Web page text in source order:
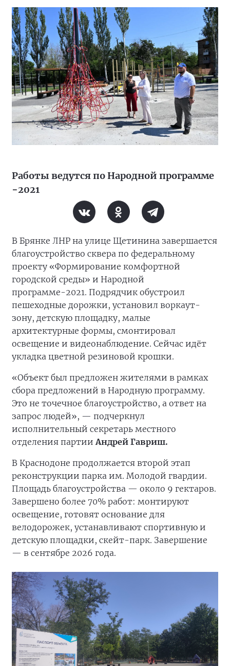
Работы ведутся по Народной программе
−2021
В Брянке ЛНР на улице Щетинина завершается
благоустройство сквера по федеральному
проекту «Формирование комфортной
городской среды» и Народной
программе-2021. Подрядчик обустроил
пешеходные дорожки, установил воркаут-
зону, детскую площадку, малые
архитектурные формы, смонтировал
освещение и видеонаблюдение. Сейчас идёт
укладка цветной резиновой крошки.
«Объект был предложен жителями в рамках
сбора предложений в Народную программу.
Это не точечное благоустройство, а ответ на
запрос людей», — подчеркнул
исполнительный секретарь местного
отделения партии Андрей Гавриш.
В Краснодоне продолжается второй этап
реконструкции парка им. Молодой гвардии.
Площадь благоустройства — около 9 гектаров.
Завершено более 70% работ: монтируют
освещение, готовят основание для
велодорожек, устанавливают спортивную и
детскую площадки, скейт-парк. Завершение
— в сентябре 2026 года.